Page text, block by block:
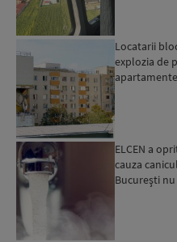
Locatarii
explozia de
ELCEN a
cauza
Bucureşti